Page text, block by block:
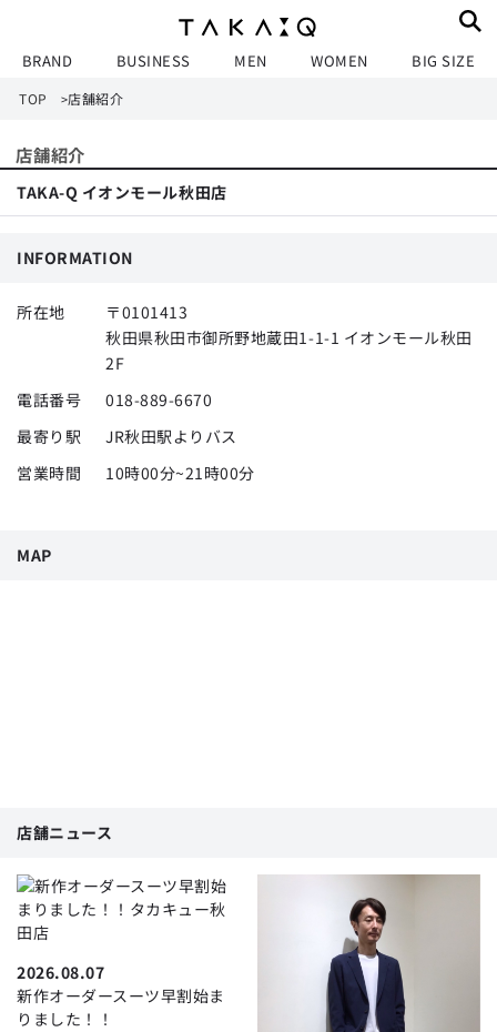
BRAND BUSINESS MEN WOMEN BIG SIZE
TOP >店舗紹介
店舗紹介
TAKA-Q イオンモール秋田店
INFORMATION
所在地
〒0101413
秋田県秋田市御所野地蔵田1-1-1 イオンモール秋田
2F
電話番号
018-889-6670
最寄り駅
JR秋田駅よりバス
営業時間
10時00分~21時00分
MAP
店舗ニュース
2026.08.07
新作オーダースーツ早割始ま
りました！！